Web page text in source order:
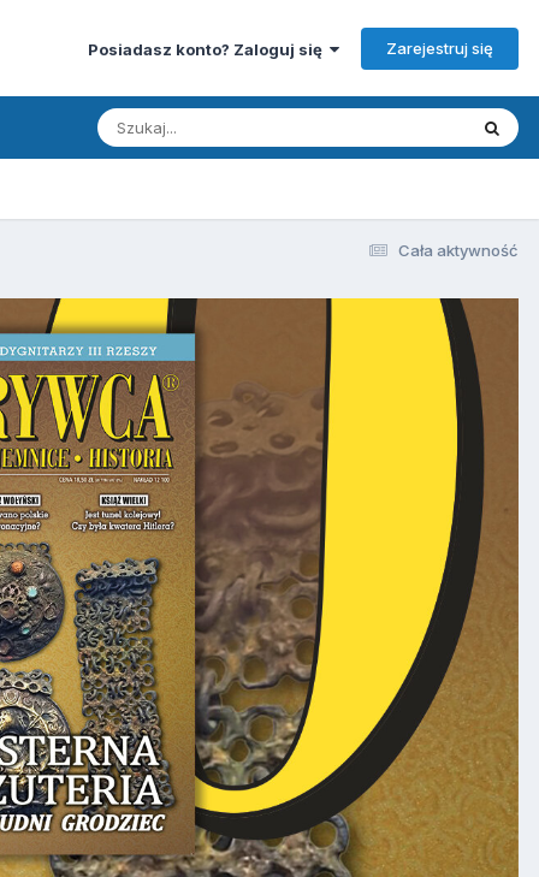
Posiadasz konto? Zaloguj się Zarejestruj się
Cała aktywność